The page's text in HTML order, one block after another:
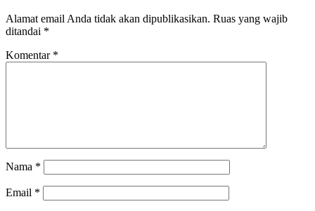
Alamat email Anda tidak akan dipublikasikan. Ruas yang wajib
ditandai *
Komentar *
Nama *
Email *